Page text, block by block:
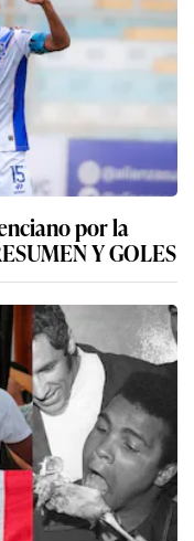
por la
fecha 4 del Torneo Clausura | RESUMEN Y GOLES